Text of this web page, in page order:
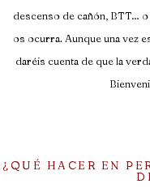
descenso de cañón, BTT…
os ocurra. Aunque una vez
daréis cuenta de que la
¿QUÉ HACER EN